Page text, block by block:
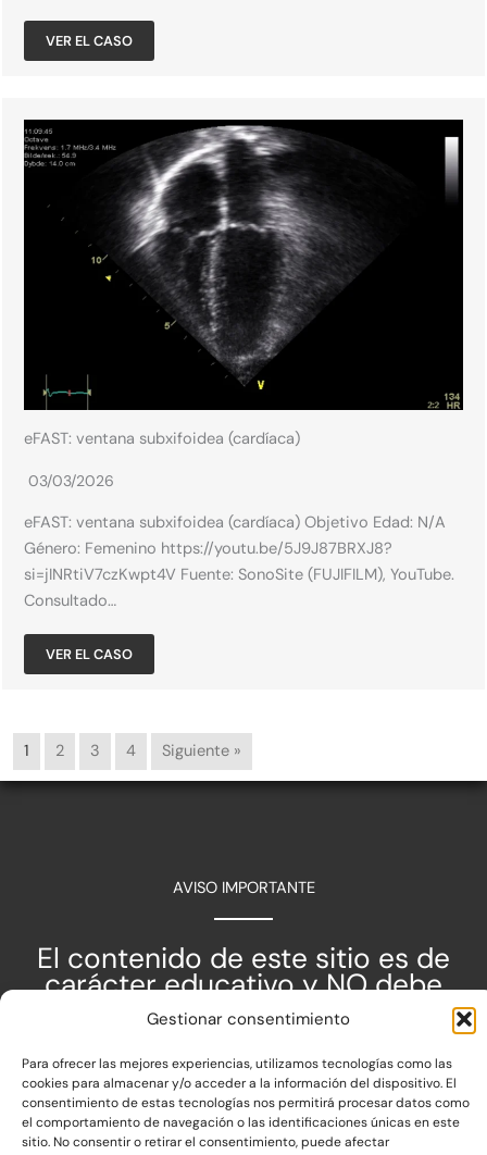
Gestionar consentimiento
Para ofrecer las mejores experiencias, utilizamos tecnologías como las
cookies para almacenar y/o acceder a la información del dispositivo. El
consentimiento de estas tecnologías nos permitirá procesar datos como
el comportamiento de navegación o las identificaciones únicas en este
sitio. No consentir o retirar el consentimiento, puede afectar
VER EL CASO
eFAST: ventana subxifoidea (cardíaca)
03/03/2026
eFAST: ventana subxifoidea (cardíaca) Objetivo Edad: N/A​
Género: Femenino​ https://youtu.be/5J9J87BRXJ8?
si=jINRtiV7czKwpt4V Fuente: SonoSite (FUJIFILM), YouTube.
Consultado…
VER EL CASO
1 2 3 4 Siguiente »
AVISO IMPORTANTE
El contenido de este sitio es de
carácter educativo y NO debe
utilizarse como base única para la
toma de decisiones clínicas.